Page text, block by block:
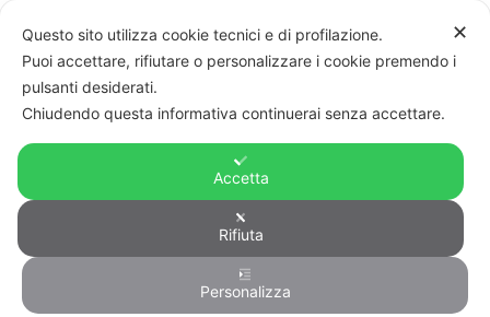
Generico
✕
Questo sito utilizza cookie tecnici e di profilazione.
Puoi accettare, rifiutare o personalizzare i cookie premendo i
pulsanti desiderati.
Chiudendo questa informativa continuerai senza accettare.
Accetta
Rifiuta
Personalizza